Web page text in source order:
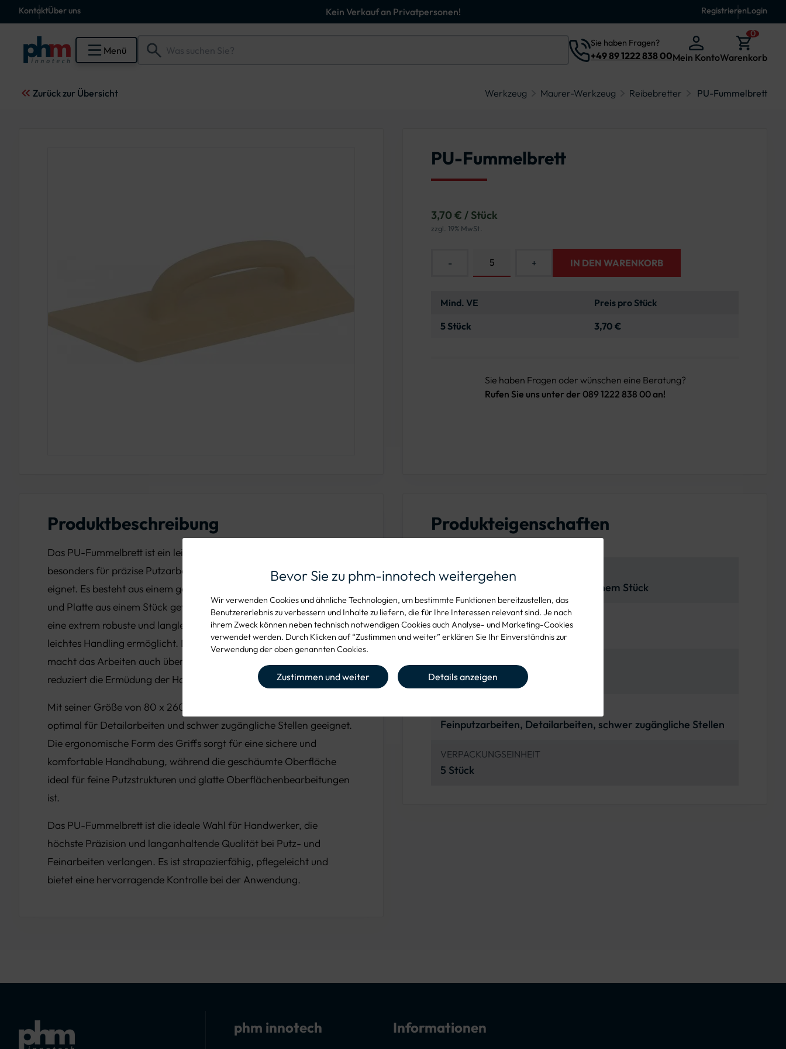
KontaktÜber uns Kein Verkauf an Privatpersonen! RegistrierenLogin
Menü
Sie haben Fragen?
+49 89 1222 838 00Mein Konto
0
Warenkorb
Zurück zur Übersicht Werkzeug Maurer-Werkzeug Reibebretter PU-Fummelbrett
Bevor Sie zu phm-innotech weitergehen
Wir verwenden Cookies und ähnliche Technologien, um bestimmte Funktionen bereitzustellen, das
Benutzererlebnis zu verbessern und Inhalte zu liefern, die für Ihre Interessen relevant sind. Je nach
ihrem Zweck können neben technisch notwendigen Cookies auch Analyse- und Marketing-Cookies
verwendet werden. Durch Klicken auf “Zustimmen und weiter” erklären Sie Ihr Einverständnis zur
Verwendung der oben genannten Cookies.
Zustimmen und weiter Details anzeigen
PU-Fummelbrett
3,70 € / Stück
zzgl. 19% MwSt.
- + IN DEN WARENKORB
Mind. VE
Preis pro Stück
5 Stück
3,70 €
Sie haben Fragen oder wünschen eine Beratung?
Rufen Sie uns unter der 089 1222 838 00 an!
Produktbeschreibung
Das PU-Fummelbrett ist ein leistungsstarkes Werkzeug, das sich
besonders für präzise Putzarbeiten und die Bearbeitung von Details
eignet. Es besteht aus einem geschäumten Material, bei dem Griff
und Platte aus einem Stück gefertigt sind. Diese Bauweise sorgt für
eine extrem robuste und langlebige Konstruktion, die zudem ein
leichtes Handling ermöglicht. Das geringe Gewicht des Materials
macht das Arbeiten auch über längere Zeiträume angenehm und
reduziert die Ermüdung der Hand.
Mit seiner Größe von 80 x 260 / 210 mm ist dieses Fummelbrett
optimal für Detailarbeiten und schwer zugängliche Stellen geeignet.
Die ergonomische Form des Griffs sorgt für eine sichere und
komfortable Handhabung, während die geschäumte Oberfläche
ideal für feine Putzstrukturen und glatte Oberflächenbearbeitungen
ist.
Das PU-Fummelbrett ist die ideale Wahl für Handwerker, die
höchste Präzision und langanhaltende Qualität bei Putz- und
Feinarbeiten verlangen. Es ist strapazierfähig, pflegeleicht und
bietet eine hervorragende Kontrolle bei der Anwendung.
Produkteigenschaften
MATERIAL
Geschäumt, Griff und Platte aus einem Stück
GRIFF
Ergonomisch, fest integriert
VERFÜGBARE GRÖSSE
80 x 260 / 210 mm
Feinputzarbeiten, Detailarbeiten, schwer zugängliche Stellen
VERPACKUNGSEINHEIT
5 Stück
phm innotech Informationen